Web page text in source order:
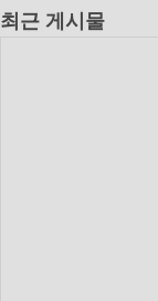
최근 게시물